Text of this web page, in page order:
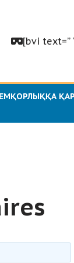
[bvi text=”